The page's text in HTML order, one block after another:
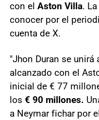
con el Aston Villa.
conocer por el
cuenta de X.
"Jhon Duran se unirá
alcanzado con el
inicial de € 77
los € 90 millones.
a Neymar fichar por